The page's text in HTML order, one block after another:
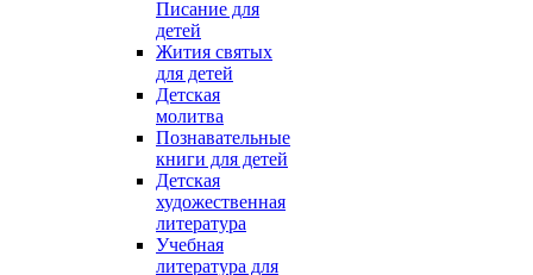
Писание для
детей
Жития святых
для детей
Детская
молитва
Познавательные
книги для детей
Детская
художественная
литература
Учебная
литература для